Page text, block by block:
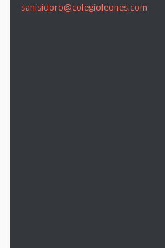
sanisidoro@colegioleones.com